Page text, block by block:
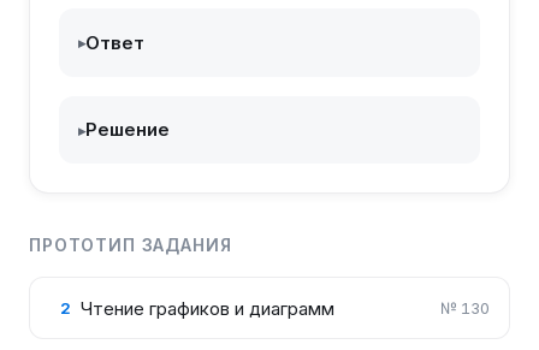
▸Ответ
▸Решение
ПРОТОТИП ЗАДАНИЯ
2 Чтение графиков и диаграмм № 130